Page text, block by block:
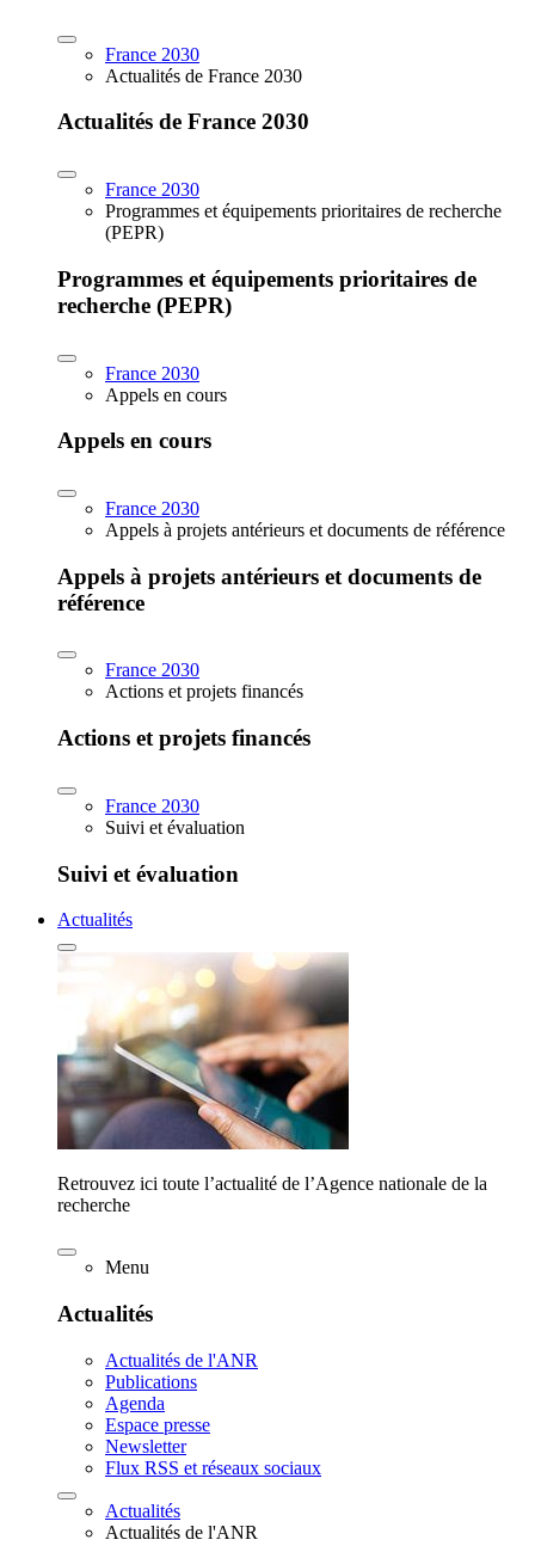
France 2030
Actualités de France 2030
Actualités de France 2030
France 2030
Programmes et équipements prioritaires de recherche
(PEPR)
Programmes et équipements prioritaires de
recherche (PEPR)
France 2030
Appels en cours
Appels en cours
France 2030
Appels à projets antérieurs et documents de référence
Appels à projets antérieurs et documents de
référence
France 2030
Actions et projets financés
Actions et projets financés
France 2030
Suivi et évaluation
Suivi et évaluation
Actualités
Retrouvez ici toute l’actualité de l’Agence nationale de la
recherche
Menu
Actualités
Actualités de l'ANR
Publications
Agenda
Espace presse
Newsletter
Flux RSS et réseaux sociaux
Actualités
Actualités de l'ANR